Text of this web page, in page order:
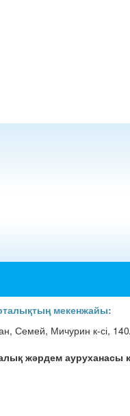
мекенжайы:
Семей, Мичурин к-сі,
жәрдем ауруханасы